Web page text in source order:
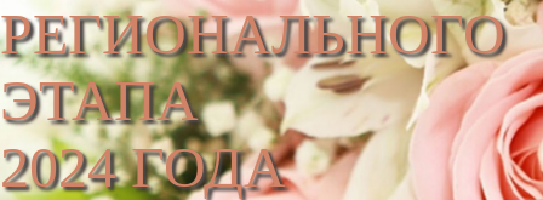
РЕГИОНАЛЬНОГО
ЭТАПА
2024 ГОДА